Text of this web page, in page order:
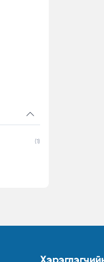
(1)